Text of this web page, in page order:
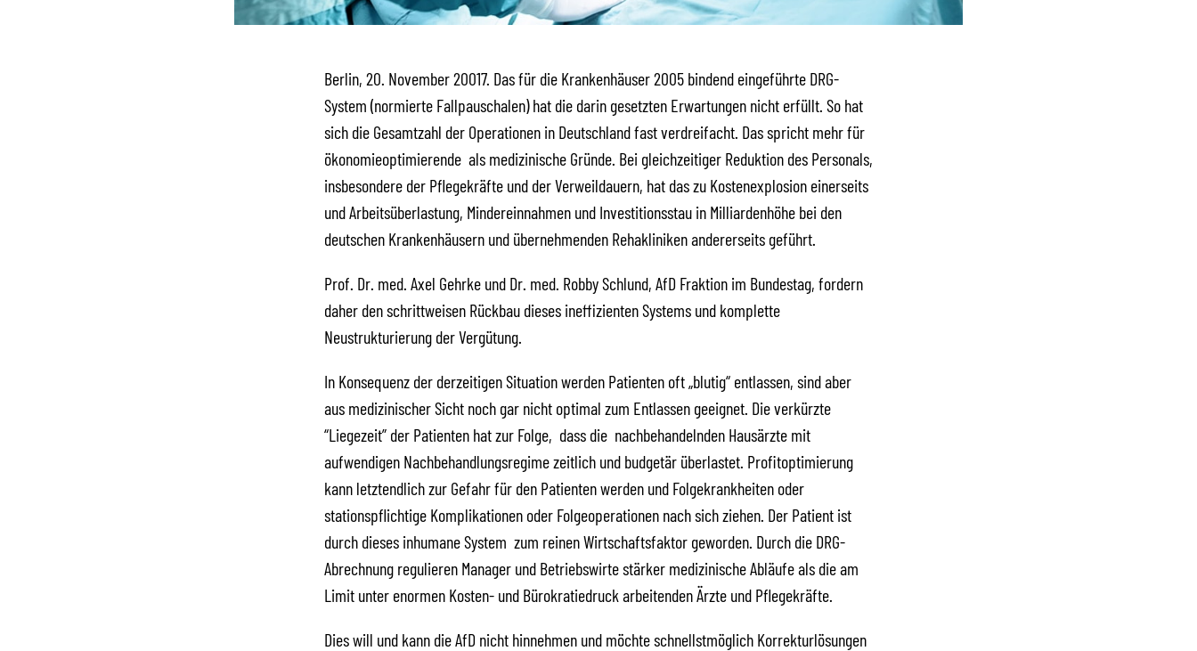
Berlin, 20. November 20017. Das für die Krankenhäuser 2005 bindend eingeführte DRG-
System (normierte Fallpauschalen) hat die darin gesetzten Erwartungen nicht erfüllt. So hat
sich die Gesamtzahl der Operationen in Deutschland fast verdreifacht. Das spricht mehr für
ökonomieoptimierende als medizinische Gründe. Bei gleichzeitiger Reduktion des Personals,
insbesondere der Pflegekräfte und der Verweildauern, hat das zu Kostenexplosion einerseits
und Arbeitsüberlastung, Mindereinnahmen und Investitionsstau in Milliardenhöhe bei den
deutschen Krankenhäusern und übernehmenden Rehakliniken andererseits geführt.
Prof. Dr. med. Axel Gehrke und Dr. med. Robby Schlund, AfD Fraktion im Bundestag, fordern
daher den schrittweisen Rückbau dieses ineffizienten Systems und komplette
Neustrukturierung der Vergütung.
In Konsequenz der derzeitigen Situation werden Patienten oft „blutig“ entlassen, sind aber
aus medizinischer Sicht noch gar nicht optimal zum Entlassen geeignet. Die verkürzte
“Liegezeit” der Patienten hat zur Folge, dass die nachbehandelnden Hausärzte mit
aufwendigen Nachbehandlungsregime zeitlich und budgetär überlastet. Profitoptimierung
kann letztendlich zur Gefahr für den Patienten werden und Folgekrankheiten oder
stationspflichtige Komplikationen oder Folgeoperationen nach sich ziehen. Der Patient ist
durch dieses inhumane System zum reinen Wirtschaftsfaktor geworden. Durch die DRG-
Abrechnung regulieren Manager und Betriebswirte stärker medizinische Abläufe als die am
Limit unter enormen Kosten- und Bürokratiedruck arbeitenden Ärzte und Pflegekräfte.
Dies will und kann die AfD nicht hinnehmen und möchte schnellstmöglich Korrekturlösungen